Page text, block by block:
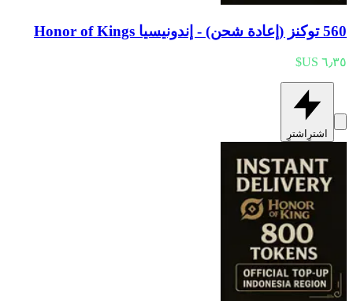
560 توكنز (إعادة شحن) - إندونيسيا Honor of Kings
اشترِ اشترِ